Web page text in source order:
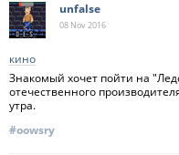
unfalse
08 Nov2016
кино
Знакомый хочет пойти на
отечественного
утра.
#oowsry